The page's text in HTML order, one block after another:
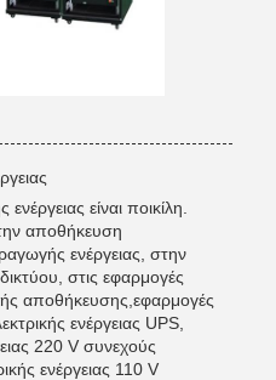
είναι ποικίλη.
αποθήκευση
ενέργειας, στην
στις εφαρμογές
αποθήκευσης,εφαρμογές
ενέργειας UPS,
220 V συνεχούς
ενέργειας 110 V